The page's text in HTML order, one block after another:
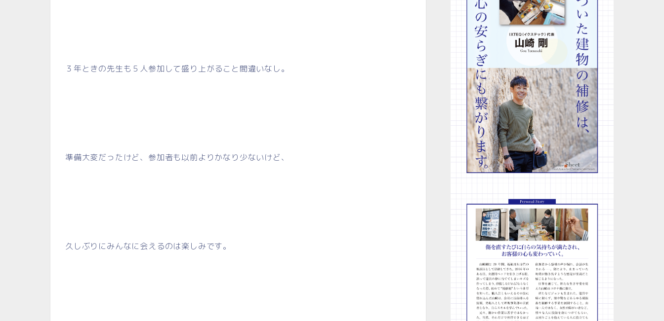
３年ときの先生も５人参加して盛り上がること間違いなし。
準備大変だったけど、参加者も以前よりかなり少ないけど、
久しぶりにみんなに会えるのは楽しみです。